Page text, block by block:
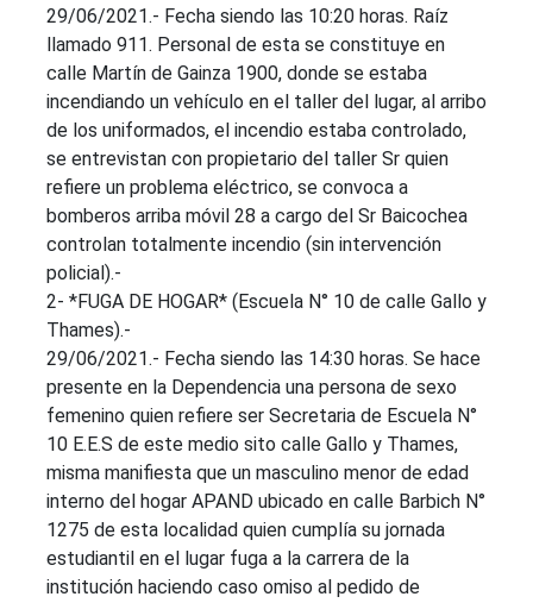
29/06/2021.- Fecha siendo las 10:20 horas. Raíz
llamado 911. Personal de esta se constituye en
calle Martín de Gainza 1900, donde se estaba
incendiando un vehículo en el taller del lugar, al arribo
de los uniformados, el incendio estaba controlado,
se entrevistan con propietario del taller Sr quien
refiere un problema eléctrico, se convoca a
bomberos arriba móvil 28 a cargo del Sr Baicochea
controlan totalmente incendio (sin intervención
policial).-
2- *FUGA DE HOGAR* (Escuela N° 10 de calle Gallo y
Thames).-
29/06/2021.- Fecha siendo las 14:30 horas. Se hace
presente en la Dependencia una persona de sexo
femenino quien refiere ser Secretaria de Escuela N°
10 E.E.S de este medio sito calle Gallo y Thames,
misma manifiesta que un masculino menor de edad
interno del hogar APAND ubicado en calle Barbich N°
1275 de esta localidad quien cumplía su jornada
estudiantil en el lugar fuga a la carrera de la
institución haciendo caso omiso al pedido de